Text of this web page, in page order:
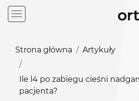
Strona główna Artykuły
Ile l4 po zabiegu cieśni
pacjenta?